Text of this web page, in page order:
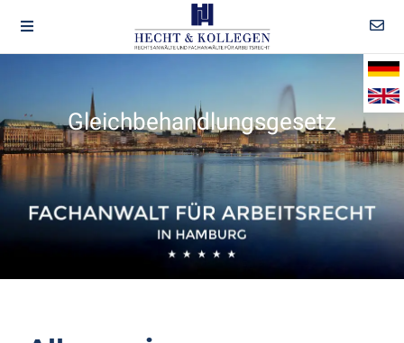
Gleichbehandlungsgesetz